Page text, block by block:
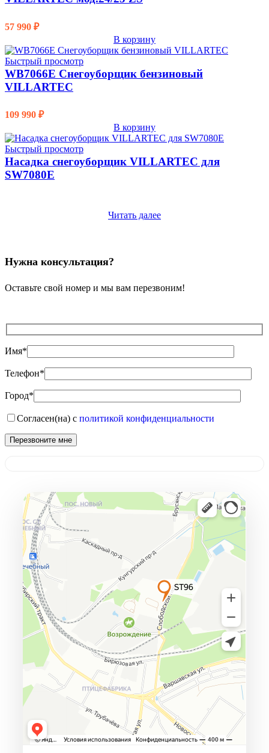
57 990 ₽
В корзину
Быстрый просмотр
WB7066E Снегоуборщик бензиновый
VILLARTEC
109 990 ₽
В корзину
Быстрый просмотр
Насадка снегоуборщик VILLARTEC для
SW7080E
Читать далее
Нужна консультация?
Оставьте свой номер и мы вам перезвоним!
Имя*
Телефон*
Город*
Согласен(на) с политикой конфиденциальности